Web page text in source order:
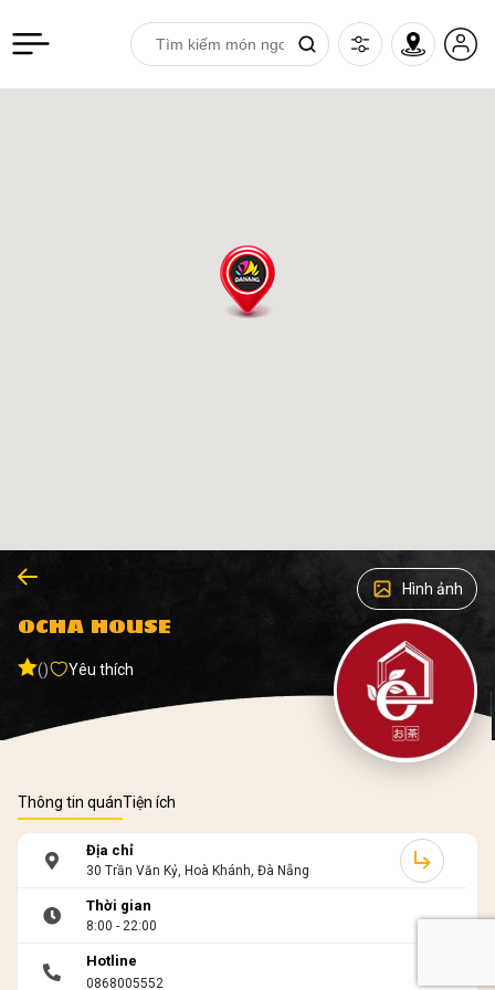
Hình ảnh
OCHA HOUSE
() Yêu thích
Thông tin quánTiện ích
Địa chỉ
30 Trần Văn Kỷ, Hoà Khánh, Đà Nẵng
Thời gian
8:00 - 22:00
Hotline
0868005552